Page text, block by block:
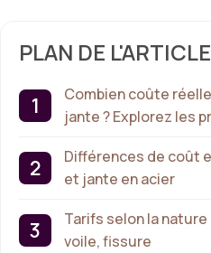
PLAN DE L'ARTICLE
Combien coûte
jante ? Explorez les
Différences de coût
et jante en acier
Tarifs selon la
voile, fissure